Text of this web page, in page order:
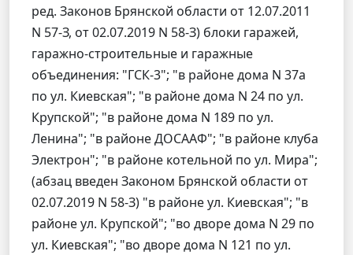
ред. Законов Брянской области от 12.07.2011
N 57-З, от 02.07.2019 N 58-З) блоки гаражей,
гаражно-строительные и гаражные
объединения: "ГСК-3"; "в районе дома N 37а
по ул. Киевская"; "в районе дома N 24 по ул.
Крупской"; "в районе дома N 189 по ул.
Ленина"; "в районе ДОСААФ"; "в районе клуба
Электрон"; "в районе котельной по ул. Мира";
(абзац введен Законом Брянской области от
02.07.2019 N 58-З) "в районе ул. Киевская"; "в
районе ул. Крупской"; "во дворе дома N 29 по
ул. Киевская"; "во дворе дома N 121 по ул.